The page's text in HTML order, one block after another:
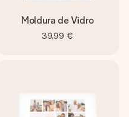
Moldura de Vidro
39,99 €